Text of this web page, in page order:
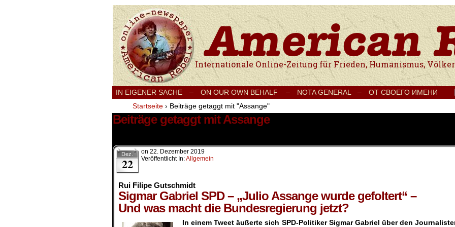
Internationale Onlinezeitung für Frieden, Humanismus, Völkerverständigung und
IN EIGENER SACHE – ON OUR OWN BEHALF – NOTA GENERAL – ОТ СВОЕГО ИМЕНИ
Startseite › Beiträge getaggt mit "Assange"
Beiträge getaggt mit Assange
Dez.
22
on 22. Dezember 2019
Veröffentlicht In:Allgemein
Rui Filipe Gutschmidt
Sigmar Gabriel SPD – „Julio Assange wurde gefoltert“ –
Und was macht die Bundesregierung jetzt?
In einem Tweet äußerte sich SPD-Politiker Sigmar Gabriel über den